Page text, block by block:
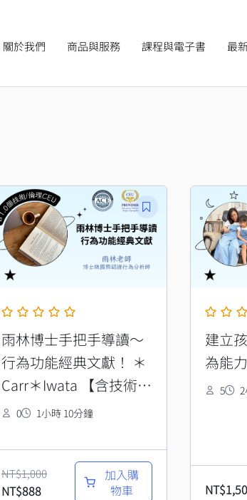
關於我們 商品與服務 課程與電子書 最
雨林博士手把手導讀～
行為功能經典文獻！ ＊
Carr＊Iwata 【含技術＆
倫理CEU】
0 1小時 10分鐘
NT$1,000
原
始
價
格：
NT$1,000。
NT$888
目
前
價
格：
NT$888。
加入購
物車
建立
為能力
5
NT$